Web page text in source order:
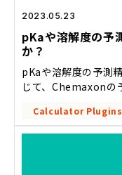
2023.05.23
pKaや溶解度の予
か？
pKaや溶解度の予測
じて、Chemaxonの
Calculator Plugins